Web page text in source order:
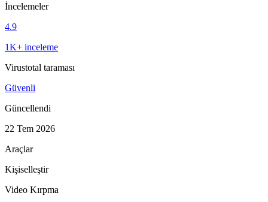
İncelemeler
4.9
1K+ inceleme
Virustotal taraması
Güvenli
Güncellendi
22 Tem 2026
Araçlar
Kişiselleştir
Video Kırpma